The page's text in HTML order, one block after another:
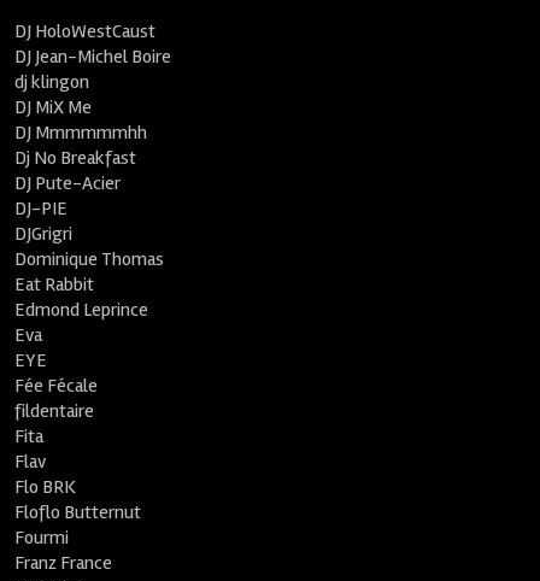
DJ HoloWestCaust
DJ Jean-Michel Boire
dj klingon
DJ MiX Me
DJ Mmmmmmhh
Dj No Breakfast
DJ Pute-Acier
DJ-PIE
DJGrigri
Dominique Thomas
Eat Rabbit
Edmond Leprince
Eva
EYE
Fée Fécale
fildentaire
Fita
Flav
Flo BRK
Floflo Butternut
Fourmi
Franz France